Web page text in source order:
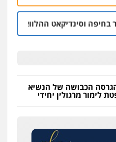
ההלוואות של משפחת
הכבושה של הנשיא
לימור מרגולין יחידי